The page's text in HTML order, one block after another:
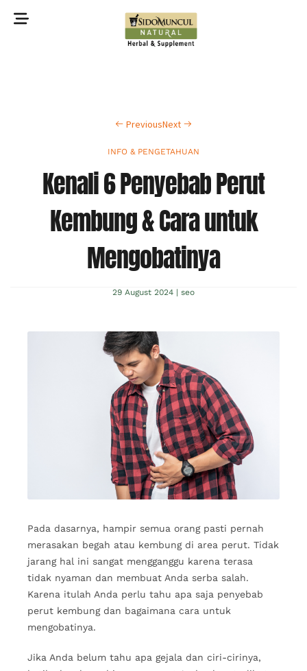
PreviousNext
INFO & PENGETAHUAN
Kenali 6 Penyebab Perut
Kembung & Cara untuk
Mengobatinya
29 August 2024 | seo
Pada dasarnya, hampir semua orang pasti pernah
merasakan begah atau kembung di area perut. Tidak
jarang hal ini sangat mengganggu karena terasa
tidak nyaman dan membuat Anda serba salah.
Karena itulah Anda perlu tahu apa saja penyebab
perut kembung dan bagaimana cara untuk
mengobatinya.
Jika Anda belum tahu apa gejala dan ciri-cirinya,